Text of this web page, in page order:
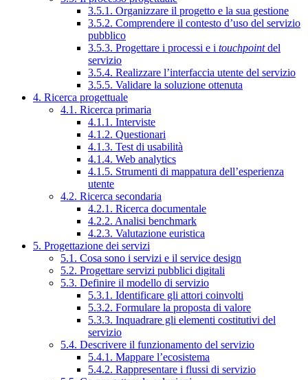
3.5.1. Organizzare il progetto e la sua gestione
3.5.2. Comprendere il contesto d’uso del servizio
pubblico
3.5.3. Progettare i processi e i touchpointdel
servizio
3.5.4. Realizzare l’interfaccia utente del servizio
3.5.5. Validare la soluzione ottenuta
4. Ricerca progettuale
4.1. Ricerca primaria
4.1.1. Interviste
4.1.2. Questionari
4.1.3. Test di usabilità
4.1.4. Web analytics
4.1.5. Strumenti di mappatura dell’esperienza
utente
4.2. Ricerca secondaria
4.2.1. Ricerca documentale
4.2.2. Analisi benchmark
4.2.3. Valutazione euristica
5. Progettazione dei servizi
5.1. Cosa sono i servizi e il service design
5.2. Progettare servizi pubblici digitali
5.3. Definire il modello di servizio
5.3.1. Identificare gli attori coinvolti
5.3.2. Formulare la proposta di valore
5.3.3. Inquadrare gli elementi costitutivi del
servizio
5.4. Descrivere il funzionamento del servizio
5.4.1. Mappare l’ecosistema
5.4.2. Rappresentare i flussi di servizio